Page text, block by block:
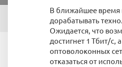
В ближайшее время
дорабатывать
Ожидается, что
достигнет 1 Тбит/
оптоволоконных
отказаться от